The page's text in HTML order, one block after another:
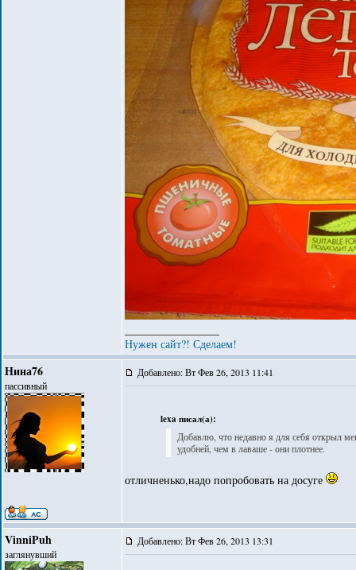
Нужен сайт?! Сделаем!
Нина76
пассивный
Добавлено: Вт Фев 26, 2013 11:41
lexa писал(а):
Добавлю, что недавно я для себя открыл
удобней, чем в лаваше - они плотнее.
отличненько,надо попробовать на досуге
VinniPuh
заглянувший
Добавлено: Вт Фев 26, 2013 13:31